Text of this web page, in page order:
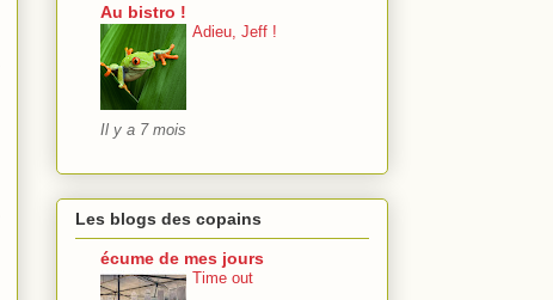
Au bistro !
Adieu, Jeff !
Il y a 7 mois
Les blogs des copains
écume de mes jours
Time out